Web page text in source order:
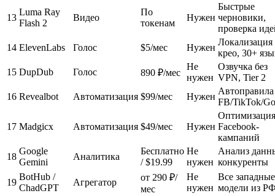
13
Luma Ray
Flash 2
Видео
По
токенам
Нужен
Быстрые
черновики,
проверка
14 ElevenLabs Голос $5/мес Нужен
Локализация
крео, 30+
15 DupDub Голос 890 ₽/мес
Не
нужен
Озвучка без
VPN, Tier 2
16 Revealbot Автоматизация $99/мес Нужен
Автоправила
FB/TikTok/
17 Madgicx Автоматизация $49/мес Нужен
Оптимизация
Facebook-
кампаний
18
Google
Gemini
Аналитика
Бесплатно
/ $19.99
Не
нужен
Анализ
конкуренты
19
BotHub /
ChadGPT
Агрегатор
от 290 ₽/
мес
Не
нужен
Все западные
модели из